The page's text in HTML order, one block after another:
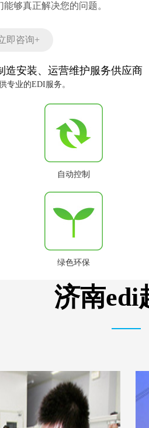
够真正解决您的问题。
即咨询+
造安装、运营维护服务供应商
专业的EDI服务。
自动控制
绿色环保
济南edi